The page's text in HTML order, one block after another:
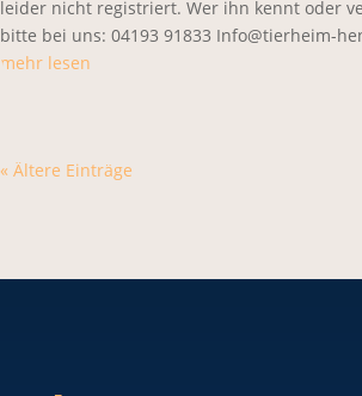
leider nicht registriert. Wer ihn kennt oder
bitte bei uns: 04193 91833 Info@tierheim-
mehr lesen
« Ältere Einträge